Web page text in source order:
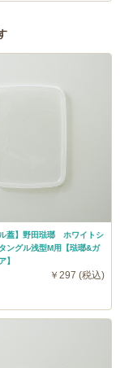
ル蓋】野田琺瑯 ホワイトシ
ングル浅型M用【琺瑯&ガ
】
￥297 (税込)